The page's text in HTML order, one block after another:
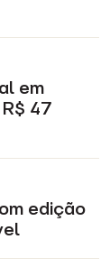
em
47
edição